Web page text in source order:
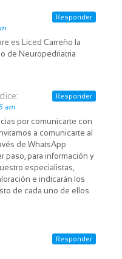
es Liced Carreño la
de Neuropedriatria
Responder
dice:
am
por comunicarte con
a comunicarte al
de WhatsApp
paso, para información y
especialistas,
e indicarán los
de cada uno de ellos.
Responder
Responder